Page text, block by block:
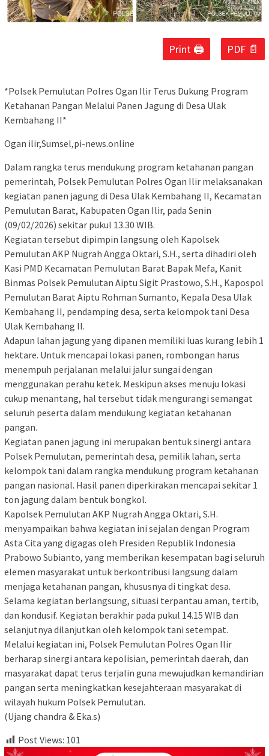
Print 🖨 PDF 📄
*Polsek Pemulutan Polres Ogan Ilir Terus Dukung Program
Ketahanan Pangan Melalui Panen Jagung di Desa Ulak
Kembahang II*
Ogan ilir,Sumsel,pi-news.online
Dalam rangka terus mendukung program ketahanan pangan
pemerintah, Polsek Pemulutan Polres Ogan Ilir melaksanakan
kegiatan panen jagung di Desa Ulak Kembahang II, Kecamatan
Pemulutan Barat, Kabupaten Ogan Ilir, pada Senin
(09/02/2026) sekitar pukul 13.30 WIB.
Kegiatan tersebut dipimpin langsung oleh Kapolsek
Pemulutan AKP Nugrah Angga Oktari, S.H., serta dihadiri oleh
Kasi PMD Kecamatan Pemulutan Barat Bapak Mefa, Kanit
Binmas Polsek Pemulutan Aiptu Sigit Prastowo, S.H., Kapospol
Pemulutan Barat Aiptu Rohman Sumanto, Kepala Desa Ulak
Kembahang II, pendamping desa, serta kelompok tani Desa
Ulak Kembahang II.
Adapun lahan jagung yang dipanen memiliki luas kurang lebih 1
hektare. Untuk mencapai lokasi panen, rombongan harus
menempuh perjalanan melalui jalur sungai dengan
menggunakan perahu ketek. Meskipun akses menuju lokasi
cukup menantang, hal tersebut tidak mengurangi semangat
seluruh peserta dalam mendukung kegiatan ketahanan
pangan.
Kegiatan panen jagung ini merupakan bentuk sinergi antara
Polsek Pemulutan, pemerintah desa, pemilik lahan, serta
kelompok tani dalam rangka mendukung program ketahanan
pangan nasional. Hasil panen diperkirakan mencapai sekitar 1
ton jagung dalam bentuk bongkol.
Kapolsek Pemulutan AKP Nugrah Angga Oktari, S.H.
menyampaikan bahwa kegiatan ini sejalan dengan Program
Asta Cita yang digagas oleh Presiden Republik Indonesia
Prabowo Subianto, yang memberikan kesempatan bagi seluruh
elemen masyarakat untuk berkontribusi langsung dalam
menjaga ketahanan pangan, khususnya di tingkat desa.
Selama kegiatan berlangsung, situasi terpantau aman, tertib,
dan kondusif. Kegiatan berakhir pada pukul 14.15 WIB dan
selanjutnya dilanjutkan oleh kelompok tani setempat.
Melalui kegiatan ini, Polsek Pemulutan Polres Ogan Ilir
berharap sinergi antara kepolisian, pemerintah daerah, dan
masyarakat dapat terus terjalin guna mewujudkan kemandirian
pangan serta meningkatkan kesejahteraan masyarakat di
wilayah hukum Polsek Pemulutan.
(Ujang chandra & Eka.s)
Post Views: 101